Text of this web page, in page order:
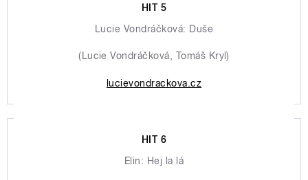
HIT 5
Lucie Vondráčková: Duše
(Lucie Vondráčková, Tomáš Kryl)
lucievondrackova.cz
HIT 6
Elin: Hej la lá